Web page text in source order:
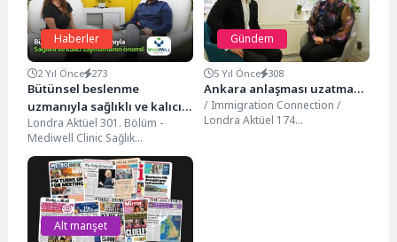
Haberler
2 Yıl Önce 273
Bütünsel beslenme
uzmanıyla sağlıklı ve kalıcı
zayıflamanın önemi…
Londra Aktüel 301. Bölüm -
Mediwell Clinic Sağlık
problemlerine anında çözümler
sunan Mediwell Clinic, uzman...
Gündem
5 Yıl Önce 308
Ankara anlaşması uzatma…
/ Immigration Connection /
Londra Aktüel 174
Alt manşet